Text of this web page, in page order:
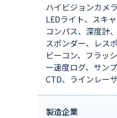
ハイビジョンカメ
LEDライト、スキ
コンパス、深度計
スポンダー、レス
ビーコン、フラッ
ー速度ログ、サン
CTD、ラインレー
製造企業